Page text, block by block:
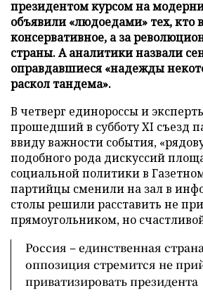
президентом курсом на
объявили «людоедами» тех, кто
консервативное, а за
страны. А аналитики назвали
оправдавшиеся «надежды
раскол тандема».
В четверг единороссы и
прошедший в субботу XI съезд
ввиду важности события,
подобного рода дискуссий
социальной политики в
партийцы сменили на зал в
столы решили расставить не
прямоугольником, но
Россия – единственная
оппозиция стремится не
приватизировать президента